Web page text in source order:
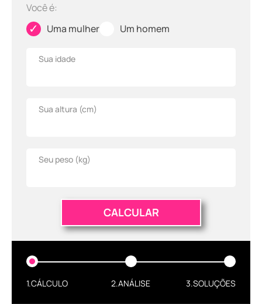
Você é:
✓ Uma mulher Um homem
Sua idade
Sua altura (cm)
Seu peso (kg)
CALCULAR
1.CÁLCULO 2.ANÁLISE 3.SOLUÇÕES